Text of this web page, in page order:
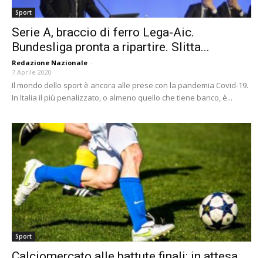
Sport
Serie A, braccio di ferro Lega-Aic.
Bundesliga pronta a ripartire. Slitta...
Redazione Nazionale -
7 Aprile 2020
Il mondo dello sport è ancora alle prese con la pandemia Covid-19.
In Italia il più penalizzato, o almeno quello che tiene banco, è...
Sport